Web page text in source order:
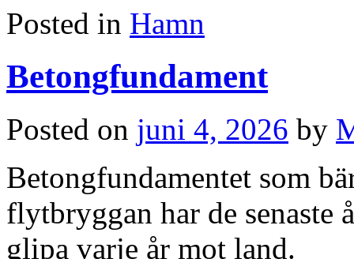
Posted in Hamn
Betongfundament
Posted on juni 4, 2026 by
Betongfundamentet som
flytbryggan har de senaste
glipa varje år mot land.